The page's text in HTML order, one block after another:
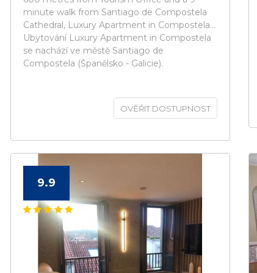
minute walk from Santiago de Compostela
Cathedral, Luxury Apartment in Compostela...
Ubytování Luxury Apartment in Compostela
se nachází ve městě Santiago de
Compostela (Španělsko - Galicie).
OVĚŘIT DOSTUPNOST
9.9